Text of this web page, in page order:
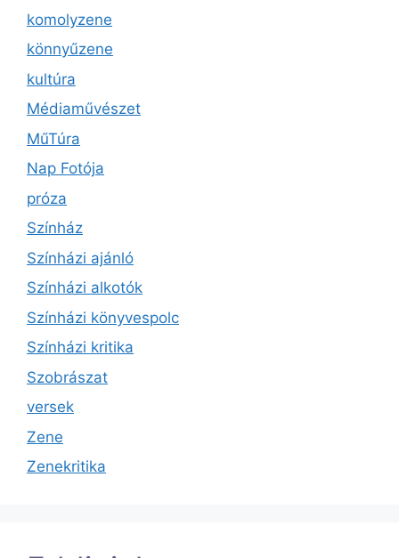
komolyzene
könnyűzene
kultúra
Médiaművészet
MűTúra
Nap Fotója
próza
Színház
Színházi ajánló
Színházi alkotók
Színházi könyvespolc
Színházi kritika
Szobrászat
versek
Zene
Zenekritika